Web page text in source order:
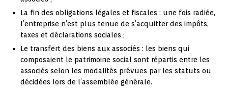
La fin des obligations légales et fiscales : une fois radiée,
l’entreprise n’est plus tenue de s’acquitter des impôts,
taxes et déclarations sociales ;
Le transfert des biens aux associés : les biens qui
composaient le patrimoine social sont répartis entre les
associés selon les modalités prévues par les statuts ou
décidées lors de l’assemblée générale.